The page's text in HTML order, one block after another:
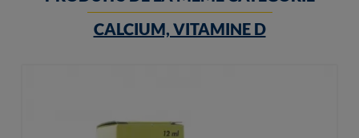
CALCIUM, VITAMINE D